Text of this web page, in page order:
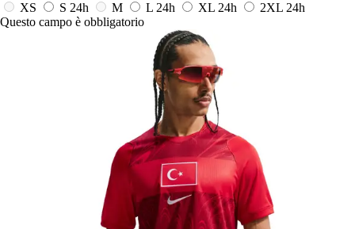
XS
S 24h M L 24h XL 24h 2XL 24h
Questo campo è obbligatorio